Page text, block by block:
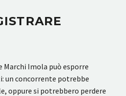
Marchi Imola può esporre
un concorrente potrebbe
oppure si potrebbero perdere